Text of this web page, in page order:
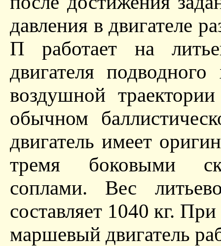
давления в двигателе
П работает на
двигателя
воздушной
обычном
двигатель имеет
тремя боковыми
соплами. Вес
составляет 1040 кг.
маршевый двигатель